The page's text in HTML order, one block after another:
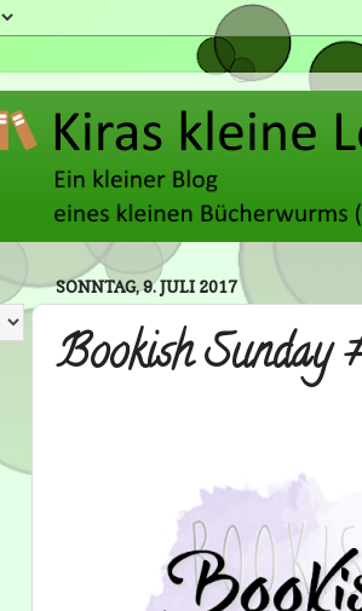
SONNTAG, 9. JULI 2017
Bookish Sunday